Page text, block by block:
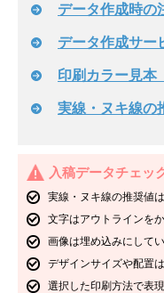
データ作成時の
データ作成サー
印刷カラー見本
実線・ヌキ線の
入稿データチェッ
実線・ヌキ線の推奨値
文字はアウトラインを
画像は埋め込みにして
デザインサイズや配置
選択した印刷方法で表